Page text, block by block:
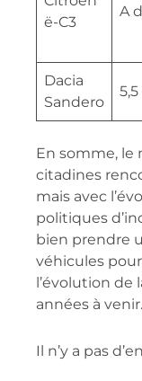
ë-C3
A
Dacia
Sandero
5,5
En somme, le
citadines
mais avec
politiques
bien prendre
véhicules
l’évolution de
années à venir.
Il n’y a pas